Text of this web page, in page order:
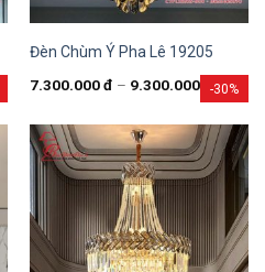
-30%
Đèn Chùm Ý Pha Lê 19205
7.300.000đ – 9.300.000